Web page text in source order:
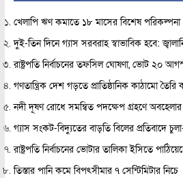
খেলাপি ঋণ কমাতে ১৮ মাসের বিশেষ পরিকল্পনা
দুই-তিন দিনে গ্যাস সরবরাহ স্বাভাবিক হবে:
রাষ্ট্রপতি নির্বাচনের তফসিল ঘোষণা, ভোট ২০
গণতান্ত্রিক দেশ গড়তে প্রাতিষ্ঠানিক কাঠামো
নদী দূষণ রোধে সমন্বিত পদক্ষেপ গ্রহণে
গ্যাস সংকট-বিদ্যুতের বাড়তি বিলের প্রতিবাদে
রাষ্ট্রপতি নির্বাচনের ভোটার তালিকা ইসিতে
তিস্তার পানি কমে বিপৎসীমার ৭ সেন্টিমিটার নিচে